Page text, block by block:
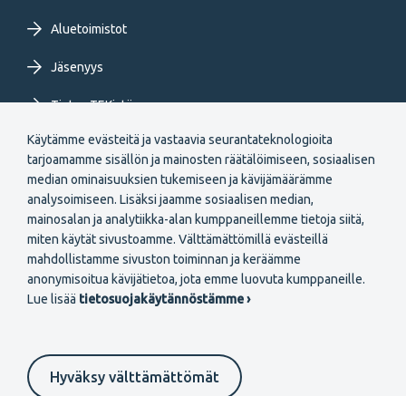
Käytämme evästeitä ja vastaavia seurantateknologioita
tarjoamamme sisällön ja mainosten räätälöimiseen, sosiaalisen
median ominaisuuksien tukemiseen ja kävijämäärämme
analysoimiseen. Lisäksi jaamme sosiaalisen median,
mainosalan ja analytiikka-alan kumppaneillemme tietoja siitä,
miten käytät sivustoamme. Välttämättömillä evästeillä
mahdollistamme sivuston toiminnan ja keräämme
anonymisoitua kävijätietoa, jota emme luovuta kumppaneille.
Lue lisää tietosuojakäytännöstämme ›
Hyväksy välttämättömät
Aluetoimistot
Jäsenyys
Tietoa TEKistä
Extranet
Secondary
FI
Liity jäseneksi
Suomeksi In English På svenska